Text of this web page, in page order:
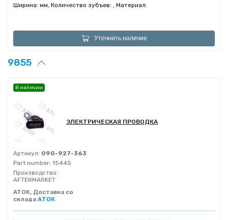
Ширина: мм, Количество зубъев: , Материал:
Уточнить наличие
9855
ЭЛЕКТРИЧЕСКАЯ ПРОВОДКА
Артикул: 09G-927-363
Part number: 15445
Производство:
AFTERMARKET
ATOK, Доставка со
склада АТОК
В наличии